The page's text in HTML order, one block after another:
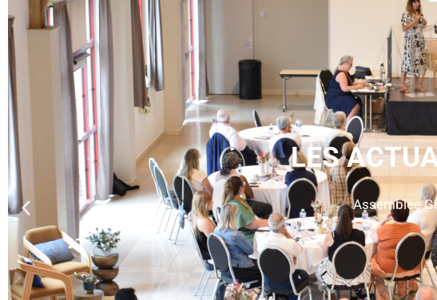
LES
Inauguration de la